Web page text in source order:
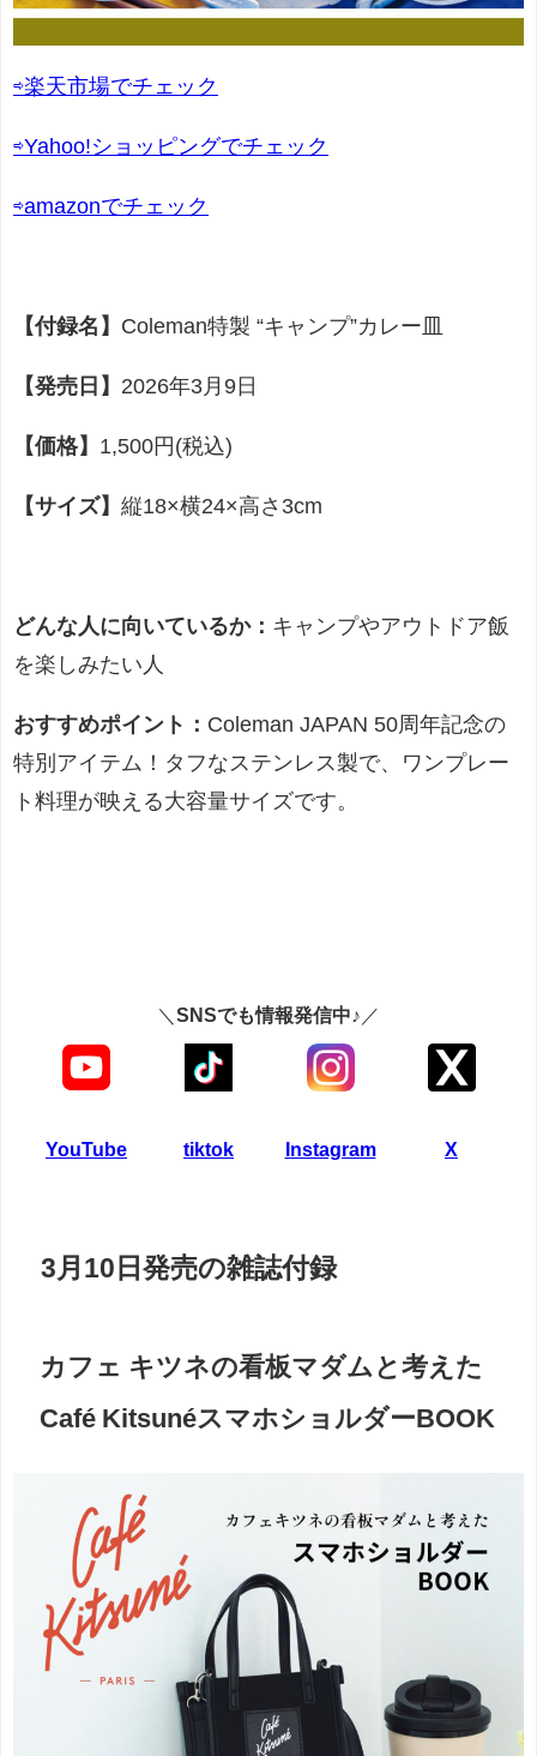
⇨楽天市場でチェック
⇨Yahoo!ショッピングでチェック
⇨amazonでチェック
【付録名】 Coleman特製 “キャンプ”カレー皿
【発売日】 2026年3月9日
【価格】 1,500円(税込)
【サイズ】 縦18×横24×高さ3cm
どんな人に向いているか： キャンプやアウトドア飯
を楽しみたい人
おすすめポイント： Coleman JAPAN 50周年記念の
特別アイテム！タフなステンレス製で、ワンプレー
ト料理が映える大容量サイズです。
＼ SNSでも情報発信中♪ ／
YouTube tiktok Instagram X
3月10日発売の雑誌付録
カフェ キツネの看板マダムと考えた
Café KitsunéスマホショルダーBOOK